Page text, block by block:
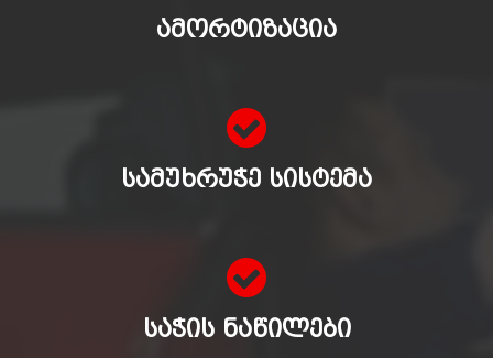
ᲐᲛᲝᲠᲢᲘᲖᲐᲪᲘᲐ
ᲡᲐᲛᲣᲮᲠᲣᲭᲔ ᲡᲘᲡᲢᲔᲛᲐ
ᲡᲐᲭᲘᲡ ᲜᲐᲬᲘᲚᲔᲑᲘ